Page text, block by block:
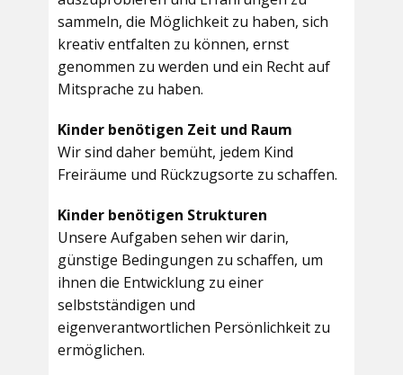
sammeln, die Möglichkeit zu haben, sich
kreativ entfalten zu können, ernst
genommen zu werden und ein Recht auf
Mitsprache zu haben.
Kinder benötigen Zeit und Raum
Wir sind daher bemüht, jedem Kind
Freiräume und Rückzugsorte zu schaffen.
Kinder benötigen Strukturen
Unsere Aufgaben sehen wir darin,
günstige Bedingungen zu schaffen, um
ihnen die Entwicklung zu einer
selbstständigen und
eigenverantwortlichen Persönlichkeit zu
ermöglichen.